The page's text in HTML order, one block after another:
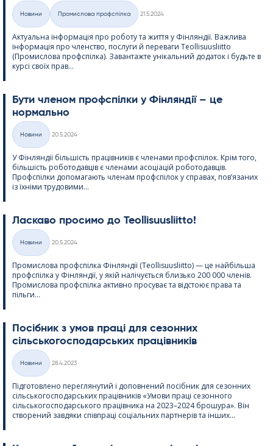
Категорії
Новини Промислова профспілка
21.5.2024
Актуальна інформація про роботу та життя у Фінляндії. Важлива
інформація про членство, послуги й переваги Teol­li­suus­liitto
(Промислова профспілка). Завантажте унікальний додаток і будьте в
курсі своїх прав...
Бути членом профспілки у Фінляндії – це
нормально
Категорії
Новини
20.5.2024
У Фінляндії більшість працівників є членами профспілок. Крім того,
більшість роботодавців є членами асоціацій роботодавців.
Профспілки допомагають членам профспілок у справах, пов’язаних
із їхніми трудовими...
Ласкаво просимо до Teol­li­suus­liitto!
Категорії
Новини
20.5.2024
Промислова профспілка Фінляндії (Teol­li­suus­liitto) — це найбільша
профспілка у Фінляндії, у якій налічується близько 200 000 членів.
Промислова профспілка активно просуває та відстоює права та
пільги...
Посібник з умов праці для сезонних
сільськогосподарських працівників
Категорії
Новини
28.4.2023
Підготовлено переглянутий і доповнений посібник для сезонних
сільськогосподарських працівників «Умови праці сезонного
сільськогосподарського працівника на 2023–2024 брошура». Він
створений завдяки співпраці соціальних партнерів та інших...